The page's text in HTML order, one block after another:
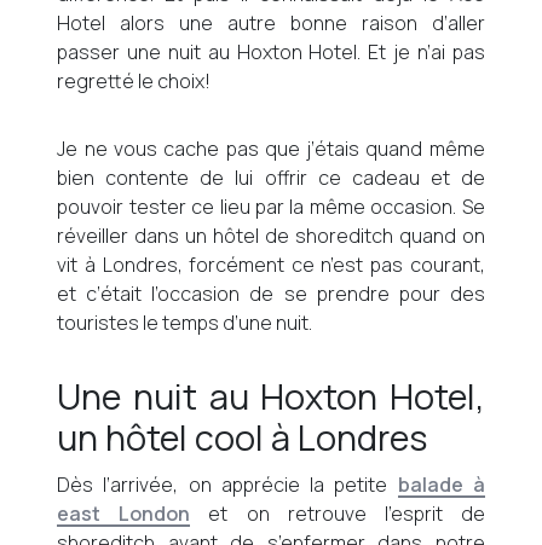
Hotel alors une autre bonne raison d’aller
passer une nuit au Hoxton Hotel. Et je n’ai pas
regretté le choix!
Je ne vous cache pas que j’étais quand même
bien contente de lui offrir ce cadeau et de
pouvoir tester ce lieu par la même occasion. Se
réveiller dans un hôtel de shoreditch quand on
vit à Londres, forcément ce n’est pas courant,
et c’était l’occasion de se prendre pour des
touristes le temps d’une nuit.
Une nuit au Hoxton Hotel,
un hôtel cool à Londres
Dès l’arrivée, on apprécie la petite balade à
east London et on retrouve l’esprit de